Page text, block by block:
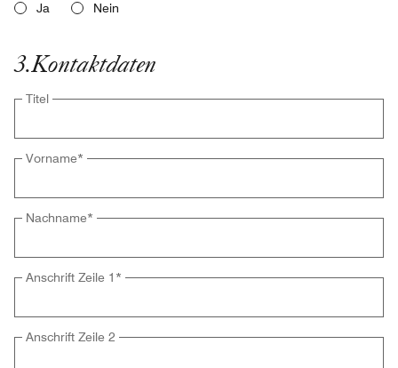
Ja Nein
3.Kontaktdaten
Titel
Vorname*
Nachname*
Anschrift Zeile 1 *
Anschrift Zeile 2